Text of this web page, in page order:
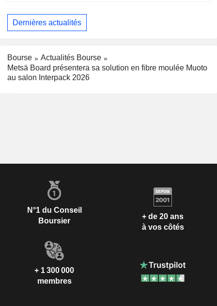
Dernières actualités
Bourse
Actualités Bourse
Metsä Board présentera sa solution en fibre moulée Muoto
au salon Interpack 2026
N°1 du Conseil
Boursier
+ de 20 ans
à vos côtés
+ 1 300 000
membres